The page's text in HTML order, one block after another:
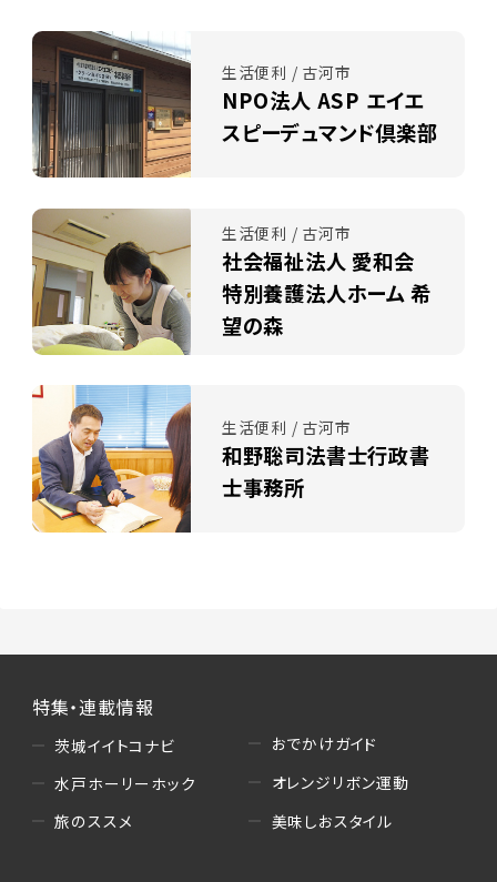
生活便利 / 古河市
NPO法人 ASP エイエ
スピーデュマンド倶楽部
生活便利 / 古河市
社会福祉法人 愛和会
特別養護法人ホーム 希
望の森
生活便利 / 古河市
和野聡司法書士行政書
士事務所
特集・連載情報
茨城イイトコナビ
水戸ホーリーホック
旅のススメ
おでかけガイド
オレンジリボン運動
美味しおスタイル